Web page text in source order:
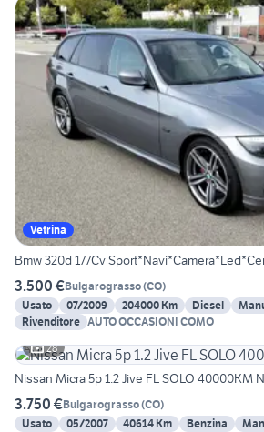
Vetrina
Bmw 320d 177Cv
3.500 €Bulgarograsso(CO)
Usato
07/2009 204000 Km Diesel
Rivenditore AUTO OCCASIONI COMO
28
Nissan Micra 5p 1.2 Jive FL SOLO 40000KM
3.750 €Bulgarograsso(CO)
Usato
05/2007 40614 Km Benzina